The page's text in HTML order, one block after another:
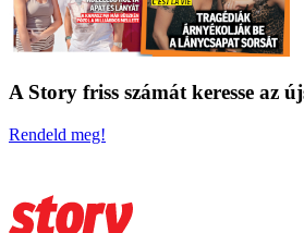
A Story friss számát keresse az
Rendeld meg!